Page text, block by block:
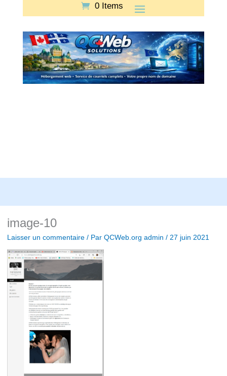
0 Items
image-10
Laisser un commentaire / Par QCWeb.org admin / 27 juin 2021